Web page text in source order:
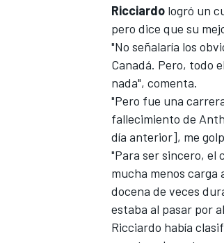
Ricciardo logró un
pero dice que su
"No señalaría los
Canadá. Pero, todo
nada", comenta.
"Pero fue una
fallecimiento de
día anterior], me
"Para ser sincero, el
mucha menos carga
docena de veces
estaba al pasar por
Ricciardo había